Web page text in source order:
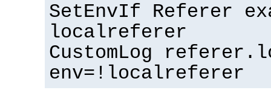
SetEnvIf Referer
localreferer
CustomLog
env=!localreferer